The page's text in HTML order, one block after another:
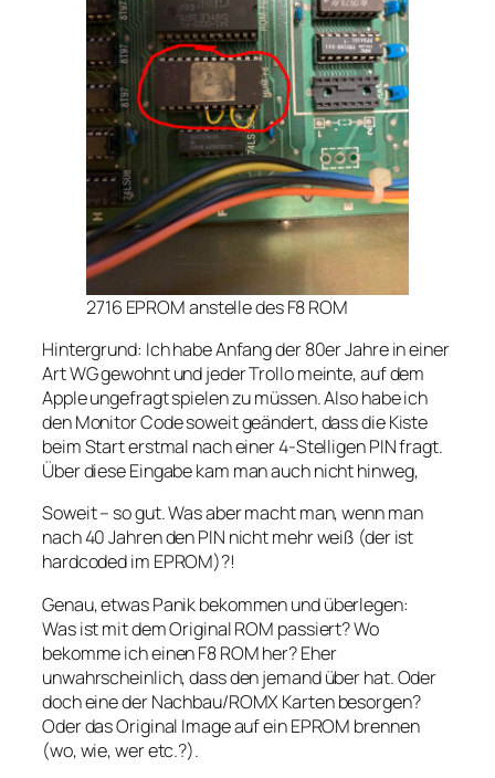
2716 EPROM anstelle des F8 ROM
Hintergrund: Ich habe Anfang der 80er Jahre in einer
Art WG gewohnt und jeder Trollo meinte, auf dem
Apple ungefragt spielen zu müssen. Also habe ich
den Monitor Code soweit geändert, dass die Kiste
beim Start erstmal nach einer 4-Stelligen PIN fragt.
Über diese Eingabe kam man auch nicht hinweg,
Soweit – so gut. Was aber macht man, wenn man
nach 40 Jahren den PIN nicht mehr weiß (der ist
hardcoded im EPROM)?!
Genau, etwas Panik bekommen und überlegen:
Was ist mit dem Original ROM passiert? Wo
bekomme ich einen F8 ROM her? Eher
unwahrscheinlich, dass den jemand über hat. Oder
doch eine der Nachbau/ROMX Karten besorgen?
Oder das Original Image auf ein EPROM brennen
(wo, wie, wer etc.?).